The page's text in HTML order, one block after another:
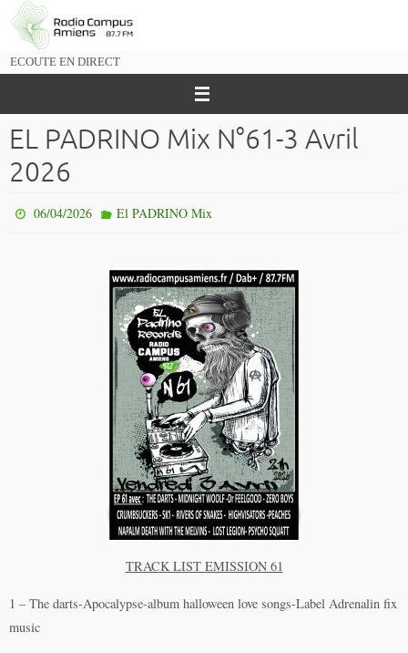
Passer
vers
ECOUTE EN DIRECT
EL PADRINO Mix N°61-3 Avril
2026
06/04/2026 El PADRINO Mix
TRACK LIST EMISSION 61
1 – The darts-Apocalypse-album halloween love songs-Label Adrenalin fix
music